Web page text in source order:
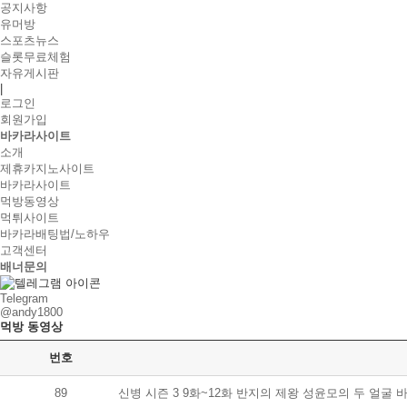
공지사항
유머방
스포츠뉴스
슬롯무료체험
자유게시판
로그인
회원가입
바카라사이트
소개
제휴카지노사이트
바카라사이트
먹방동영상
먹튀사이트
바카라배팅법/노하우
고객센터
배너문의
Telegram
@andy1800
먹방 동영상
번호
89 신병 시즌 3 9화~12화 반지의 제왕 성윤모의 두 얼굴